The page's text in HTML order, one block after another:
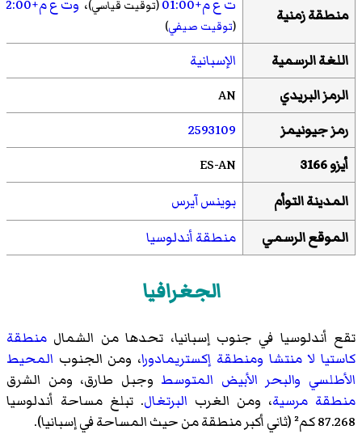
منطقة زمنية ت ع م+01:00 (توقيت قياسي)، وت ع م+02:00
(توقيت صيفي)
اللغة الرسمية
الإسبانية
الرمز البريدي
AN
رمز جيونيمز
2593109
أيزو 3166
ES-AN
المدينة التوأم
بوينس آيرس
الموقع الرسمي
منطقة أندلوسيا
الجغرافيا
تقع أندلوسيا في جنوب إسبانيا، تحدها من الشمال منطقة
كاستيا لا منتشا ومنطقة إكستريمادورا، ومن الجنوب المحيط
الأطلسي والبحر الأبيض المتوسط وجبل طارق، ومن الشرق
منطقة مرسية، ومن الغرب البرتغال. تبلغ مساحة أندلوسيا
87.268 كم² (ثاني أكبر منطقة من حيث المساحة في إسبانيا).